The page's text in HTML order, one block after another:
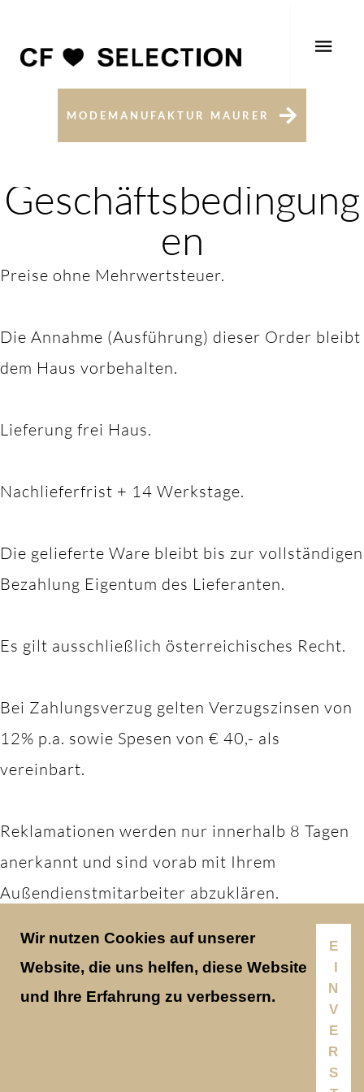
MODEMANUFAKTUR MAURER
AAllgemeine
Geschäftsbedingung
en
Preise ohne Mehrwertsteuer.
Die Annahme (Ausführung) dieser Order bleibt
dem Haus vorbehalten.
Lieferung frei Haus.
Nachlieferfrist + 14 Werkstage.
Die gelieferte Ware bleibt bis zur vollständigen
Bezahlung Eigentum des Lieferanten.
Es gilt ausschließlich österreichisches Recht.
Bei Zahlungsverzug gelten Verzugszinsen von
12% p.a. sowie Spesen von € 40,- als
vereinbart.
Reklamationen werden nur innerhalb 8 Tagen
anerkannt und sind vorab mit Ihrem
Außendienstmitarbeiter abzuklären.
Wir nutzen Cookies auf unserer
Website, die uns helfen, diese Website
und Ihre Erfahrung zu verbessern.
E
I
N
V
E
R
S